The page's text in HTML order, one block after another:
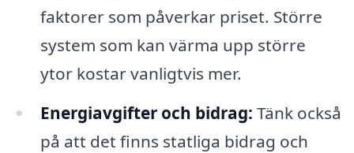
faktorer som påverkar priset. Större
system som kan värma upp större
ytor kostar vanligtvis mer.
Energiavgifter och bidrag: Tänk också
på att det finns statliga bidrag och